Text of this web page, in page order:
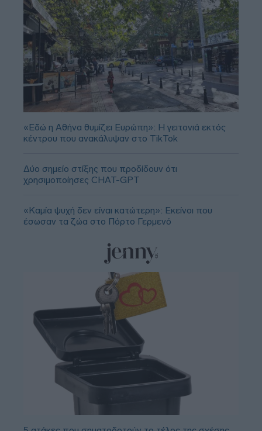
«Εδώ η Αθήνα θυμίζει Ευρώπη»: H γειτονιά εκτός
κέντρου που ανακάλυψαν στο TikTok
Δύο σημείο στίξης που προδίδουν ότι
χρησιμοποίησες CHAT-GPT
«Καμία ψυχή δεν είναι κατώτερη»: Εκείνοι που
έσωσαν τα ζώα στο Πόρτο Γερμενό